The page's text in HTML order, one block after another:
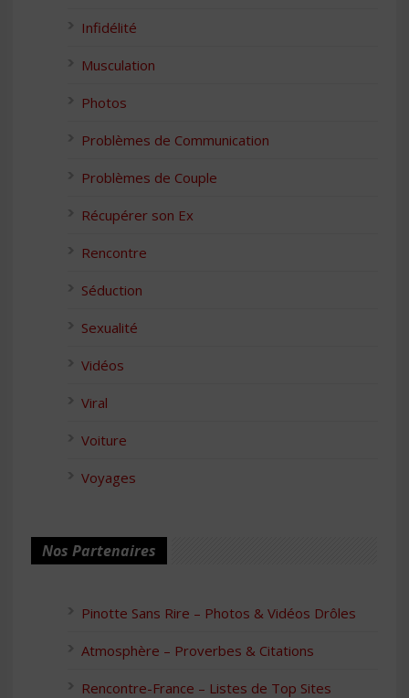
Infidélité
Musculation
Photos
Problèmes de Communication
Problèmes de Couple
Récupérer son Ex
Rencontre
Séduction
Sexualité
Vidéos
Viral
Voiture
Voyages
Nos Partenaires
Pinotte Sans Rire – Photos & Vidéos Drôles
Atmosphère – Proverbes & Citations
Rencontre-France – Listes de Top Sites